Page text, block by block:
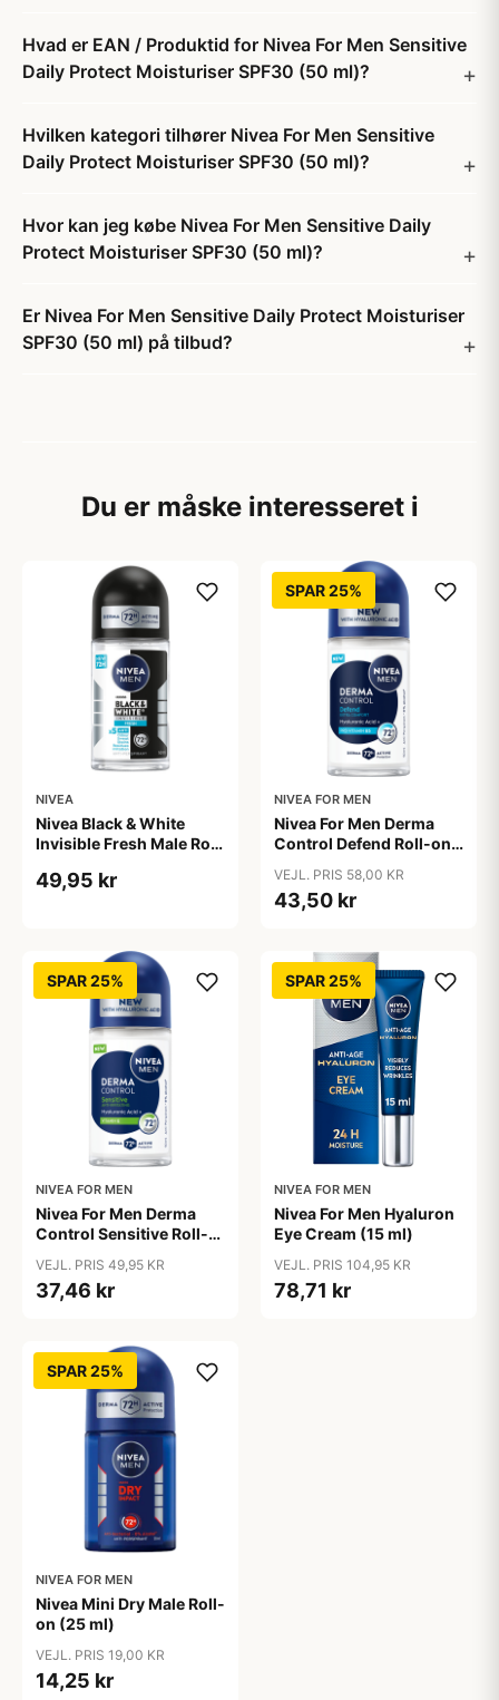
Hvad er EAN / Produktid for Nivea For Men Sensitive
Daily Protect Moisturiser SPF30 (50 ml)?
Hvilken kategori tilhører Nivea For Men Sensitive
Daily Protect Moisturiser SPF30 (50 ml)?
Hvor kan jeg købe Nivea For Men Sensitive Daily
Protect Moisturiser SPF30 (50 ml)?
Er Nivea For Men Sensitive Daily Protect Moisturiser
SPF30 (50 ml) på tilbud?
Du er måske interesseret i
NIVEA
Nivea Black & White
Invisible Fresh Male Roll
49,95 kr
SPAR 25%
NIVEA FOR MEN
Nivea For Men Derma
Control Defend Roll-on
VEJL. PRIS 58,00 KR
43,50 kr
SPAR 25%
NIVEA FOR MEN
Nivea For Men Derma
Control Sensitive Roll-
VEJL. PRIS 49,95 KR
37,46 kr
SPAR 25%
NIVEA FOR MEN
Nivea For Men Hyaluron
Eye Cream (15 ml)
VEJL. PRIS 104,95 KR
78,71 kr
SPAR 25%
NIVEA FOR MEN
Nivea Mini Dry Male Roll-
on (25 ml)
VEJL. PRIS 19,00 KR
14,25 kr